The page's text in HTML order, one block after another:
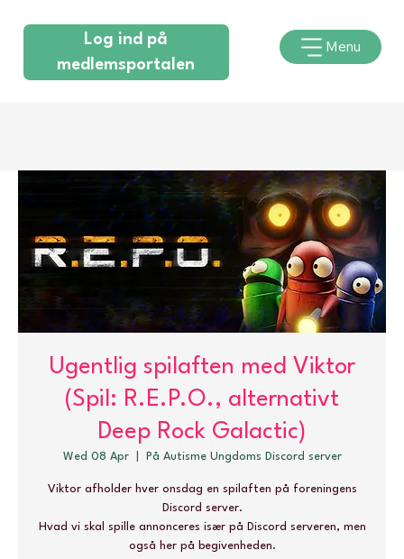
Log ind på
medlemsportalen
Menu
Ugentlig spilaften med Viktor
(Spil: R.E.P.O., alternativt
Deep Rock Galactic)
Wed 08 Apr
  |
På Autisme Ungdoms Discord server
Viktor afholder hver onsdag en spilaften på foreningens
Discord server.
Hvad vi skal spille annonceres især på Discord serveren, men
også her på begivenheden.